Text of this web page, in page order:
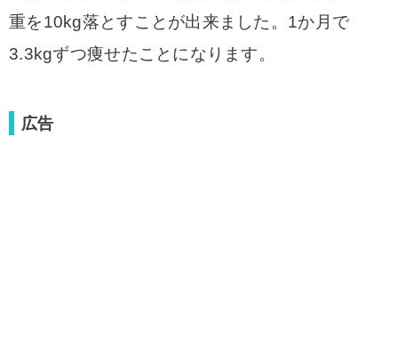
重を10kg落とすことが出来ました。1か月で
3.3kgずつ痩せたことになります。
広告